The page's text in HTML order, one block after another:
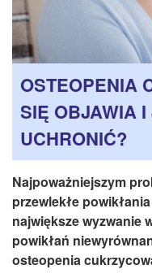
OSTEOPENIA
SIĘ OBJAWIA
UCHRONIĆ?
Najpoważniejszym
przewlekłe
największe wyzwanie
powikłań
osteopenia